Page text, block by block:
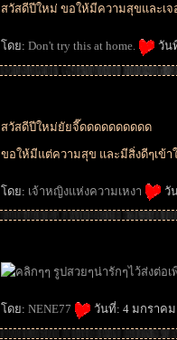
สวัสดีปีใหม่ ขอให้มีความสุขและเจ
ดย: Don't try this at home. วัน
สวัสดีปีใหม่ยัยจี๊ดดดดดดดดดด
ขอให้มีแต่ความสุข และมีสิ่งดีๆเข้า
ดย: เจ้าหญิงแห่งความเหงา วั
ดย: NENE77 วันที่: 4 มกราคม